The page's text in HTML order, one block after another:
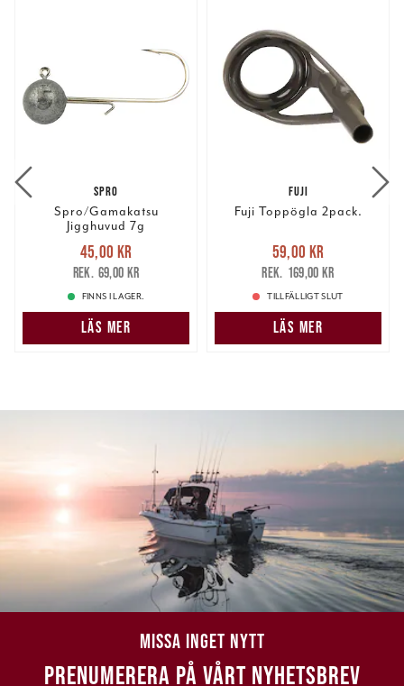
SPRO
Spro/Gamakatsu
Jigghuvud 7g
Nuvarande pris
45,00 krTidigare pris
69,00 kr
45,00 kr
69,00 kr
FINNS I LAGER.
LÄS MER
FUJI
Fuji Toppögla 2pack.
Nuvarande pris
59,00 krTidigare pris
169,00 kr
59,00 kr
169,00 kr
TILLFÄLLIGT SLUT
LÄS MER
MISSA INGET NYTT
PRENUMERERA PÅ VÅRT NYHETSBREV